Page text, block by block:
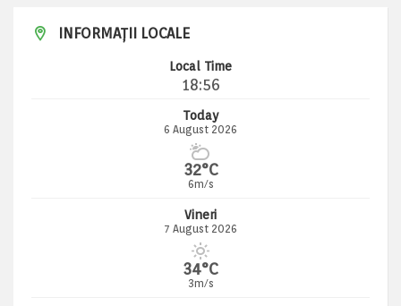
INFORMAȚII LOCALE
Local Time
18:56
Today
6 August 2026
32°C
6m/s
Vineri
7 August 2026
34°C
3m/s